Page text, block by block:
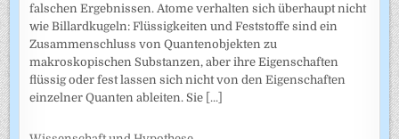
falschen Ergebnissen. Atome verhalten sich überhaupt nicht
wie Billardkugeln: Flüssigkeiten und Feststoffe sind ein
Zusammenschluss von Quantenobjekten zu
makroskopischen Substanzen, aber ihre Eigenschaften
flüssig oder fest lassen sich nicht von den Eigenschaften
einzelner Quanten ableiten. Sie [...]